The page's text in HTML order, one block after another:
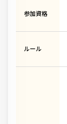
参加資格
ルール